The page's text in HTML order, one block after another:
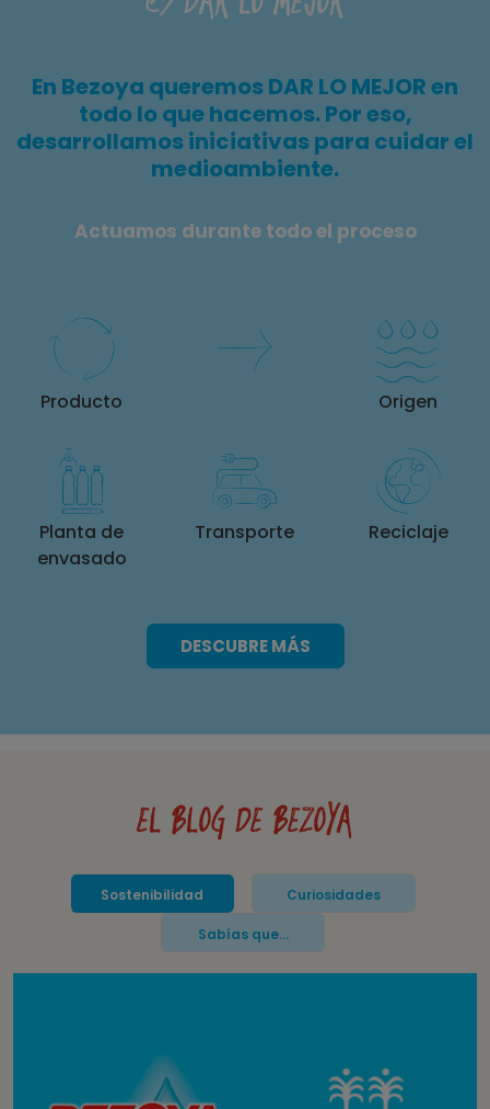
En Bezoya queremos DAR LO MEJOR en
todo lo que hacemos. Por eso,
desarrollamos iniciativas para cuidar el
medioambiente.
Actuamos durante todo el proceso
Producto Origen
Planta de
envasado
Transporte Reciclaje
DESCUBRE MÁS
EL BLOG DE BEZOYA
Sostenibilidad Curiosidades
Sabías que...